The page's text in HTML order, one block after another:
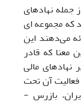
جمله نهادهای
هستند که مجموعه ای
می‌دهند این
معنا که قادر
مالی
همان، قانون فعالیت آن تحت
بازرس -